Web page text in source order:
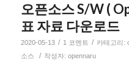
오픈소스 S/W (
표 자료 다운로드
2020-05-13 / 1 코멘트 / 카테고리:
소스
/ 작성자: opennaru